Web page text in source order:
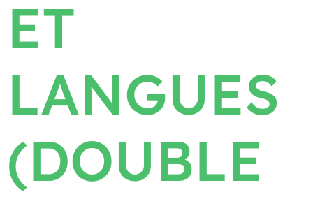
ET
LANGUES
(DOUBLE